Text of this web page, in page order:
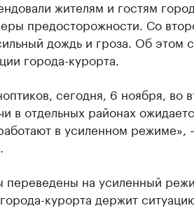
жителям и гостям
предосторожности. Со
дождь и гроза. Об этом
города-курорта.
сегодня, 6 ноября, во
в отдельных районах
в усиленном режиме»,
на усиленный
курорта держит